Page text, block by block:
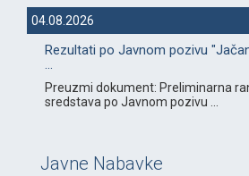
04.08.2026
Rezultati po Javnom pozivu
...
Preuzmi dokument: Preliminarna
sredstava po Javnom pozivu ...
Javne Nabavke